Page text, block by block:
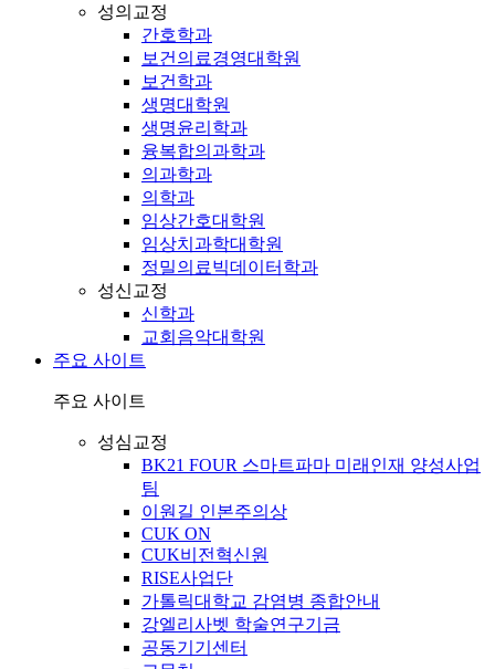
성의교정
간호학과
보건의료경영대학원
보건학과
생명대학원
생명윤리학과
융복합의과학과
의과학과
의학과
임상간호대학원
임상치과학대학원
정밀의료빅데이터학과
성신교정
신학과
교회음악대학원
주요 사이트
주요 사이트
성심교정
BK21 FOUR 스마트파마 미래인재 양성사업
팀
이원길 인본주의상
CUK ON
CUK비전혁신원
RISE사업단
가톨릭대학교 감염병 종합안내
강엘리사벳 학술연구기금
공동기기센터